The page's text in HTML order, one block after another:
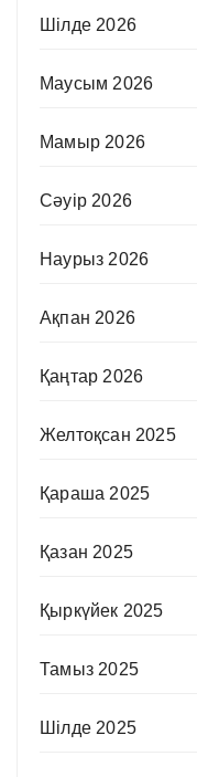
Шілде 2026
Маусым 2026
Мамыр 2026
Сәуір 2026
Наурыз 2026
Ақпан 2026
Қаңтар 2026
Желтоқсан 2025
Қараша 2025
Қазан 2025
Қыркүйек 2025
Тамыз 2025
Шілде 2025